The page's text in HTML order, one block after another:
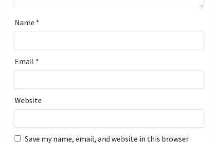
Name *
Email *
Website
Save my name, email, and website in this browser